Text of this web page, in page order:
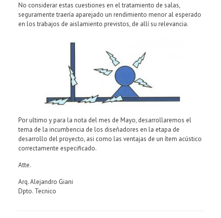
No considerar estas cuestiones en el tratamiento de salas,
seguramente traería aparejado un rendimiento menor al esperado
en los trabajos de aislamiento previstos, de allí su relevancia.
Por ultimo y para la nota del mes de Mayo, desarrollaremos el
tema de la incumbencia de los diseñadores en la etapa de
desarrollo del proyecto, asi como las ventajas de un ítem acústico
correctamente especificado.
Atte.
Arq. Alejandro Giani
Dpto. Tecnico